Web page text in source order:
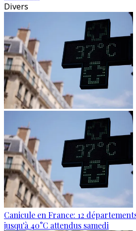
Divers
Canicule en France: 12
jusqu'à 40°C attendus samedi